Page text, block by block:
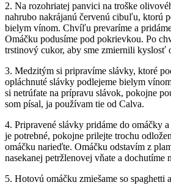
2. Na rozohriatej panvici na troške
nahrubo nakrájanú červenú cibuľu, ktorú
bielym vínom. Chvíľu prevaríme a
Omáčku podusíme pod pokrievkou. Po
trstinový cukor, aby sme zmiernili kyslosť
3. Medzitým si pripravíme slávky, ktoré
opláchnuté slávky podlejeme bielym
si netrúfate na prípravu slávok, pokojne
som písal, ja používam tie od Calva.
4. Pripravené slávky pridáme do omáčky
je potrebné, pokojne prilejte trochu
omáčku narieďte. Omáčku odstavím z
nasekanej petržlenovej vňate a dochutíme
5. Hotovú omáčku zmiešame so spaghetti